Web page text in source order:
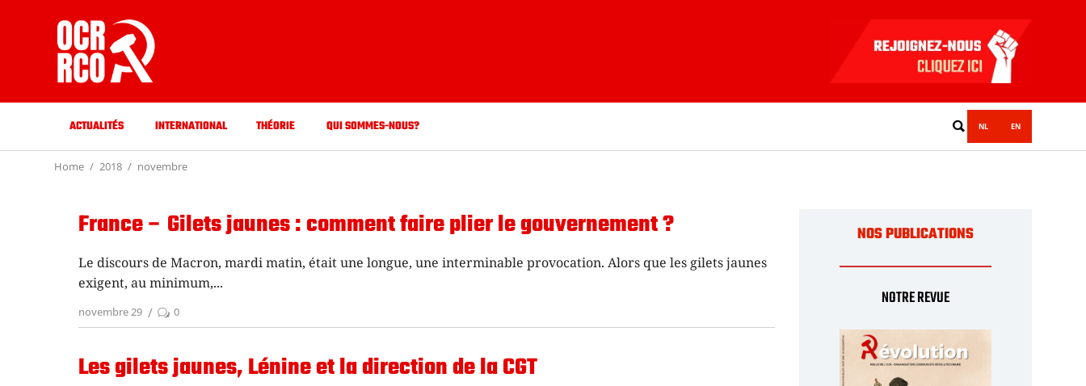
ACTUALITÉS INTERNATIONAL THÉORIE QUI SOMMES-NOUS? NL EN
Home 2018 novembre
France – Gilets jaunes : comment faire plier le gouvernement ?
Le discours de Macron, mardi matin, était une longue, une interminable provocation. Alors que les gilets jaunes
exigent, au minimum,
novembre 29 0
Les gilets jaunes, Lénine et la direction de la CGT
NOS PUBLICATIONS
NOTRE REVUE